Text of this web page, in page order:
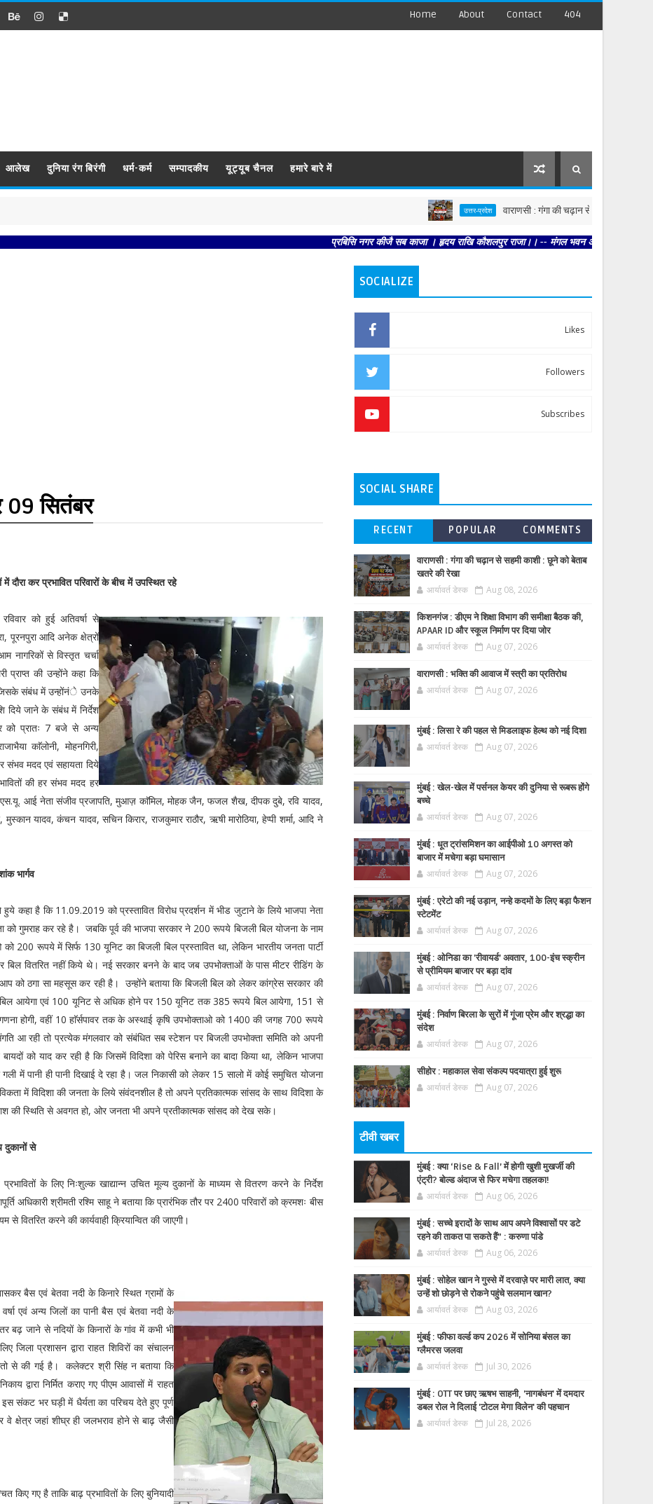
Home About Contact 404
आलेख दुनिया रंग बिरंगी धर्म-कर्म सम्पादकीय यूट्यूब चैनल हमारे बारे में
उत्तर-प्रदेश वाराणसी : गंगा की चढ़ान से सहमी काशी : छूने को बेताब
प्रबिसि नगर कीजै सब काजा । हृदय राखि कौशलपुर राजा।। -- मंगल भवन अमंगल हारी। द्रवहु सुदसरथ
09 सितंबर
में दौरा कर प्रभावित परिवारों के बीच में उपस्थित रहे
को हुई अतिवर्षा से
पूरनपुरा आदि अनेक क्षेत्रों
नागरिकों से विस्तृत चर्चा
प्राप्त की उन्होंने कहा कि
जिसके संबंध में उन्होंनंे उनके
दिये जाने के संबंध में निर्देश
को प्रातः 7 बजे से अन्य
काॅलोनी, मोहनगिरी,
संभव मदद एवं सहायता दिये
की हर संभव मदद हर
आई नेता संजीव प्रजापति, मुआज़ काॅमिल, मोहक जैन, फजल शैख, दीपक दुबे, रवि यादव,
यादव, कंचन यादव, सचिन किरार, राजकुमार राठौर, ऋषी मारोठिया, हेप्पी शर्मा, आदि ने
भार्गव
हुये कहा है कि 11.09.2019 को प्रस्तावित विरोध प्रदर्शन में भीड जुटाने के लिये भाजपा नेता
को गुमराह कर रहे है। जबकि पूर्व की भाजपा सरकार ने 200 रूपये बिजली बिल योजना के नाम
200 रूपये में सिर्फ 130 यूनिट का बिजली बिल प्रस्तावित था, लेकिन भारतीय जनता पार्टी
वितरित नहीं किये थे। नई सरकार बनने के बाद जब उपभोक्ताओं के पास मीटर रीडिंग के
को ठगा सा महसूस कर रही है। उन्होंने बताया कि बिजली बिल को लेकर कांग्रेस सरकार की
आयेगा एवं 100 यूनिट से अधिक होने पर 150 यूनिट तक 385 रूपये बिल आयेगा, 151 से
होगी, वहीं 10 हाॅर्सपावर तक के अस्थाई कृषि उपभोक्ताओ को 1400 की जगह 700 रूपये
आ रही तो प्रत्येक मंगलवार को संबंधित सब स्टेशन पर बिजली उपभोक्ता समिति को अपनी
को याद कर रही है कि जिसमें विदिशा को पेरिस बनाने का बादा किया था, लेकिन भाजपा
में पानी ही पानी दिखाई दे रहा है। जल निकासी को लेकर 15 सालो में कोई समुचित योजना
में विदिशा की जनता के लिये संवंदनशील है तो अपने प्रतिकात्मक सांसद के साथ विदिशा के
की स्थिति से अवगत हो, ओर जनता भी अपने प्रतीकात्मक सांसद को देख सके।
दुकानों से
के लिए निःशुल्क खाद्यान्न उचित मूल्य दुकानों के माध्यम से वितरण करने के निर्देश
अधिकारी श्रीमती रश्मि साहू ने बताया कि प्रारंभिक तौर पर 2400 परिवारों को क्रमशः बीस
वितरित करने की कार्यवाही क्रियान्वित की जाएगी।
बैस एवं बेतवा नदी के किनारे स्थित ग्रामों के
एवं अन्य जिलों का पानी बैस एवं बेतवा नदी के
बढ़ जाने से नदियों के किनारों के गांव में कभी भी
जिला प्रशासन द्वारा राहत शिविरों का संचालन
से की गई है। कलेक्टर श्री सिंह न बताया कि
द्वारा निर्मित कराए गए पीएम आवासों में राहत
इस संकट भर घड़ी में धैर्यता का परिचय देते हुए पूर्ण
क्षेत्र जहां शीघ्र ही जलभराव होने से बाढ़ जैसी
किए गए है ताकि बाढ़ प्रभावितों के लिए बुनियादी
SOCIALIZE
Likes
Followers
Subscribes
SOCIAL SHARE
RECENT POPULAR COMMENTS
वाराणसी : गंगा की चढ़ान से सहमी काशी : छूने को बेताब
खतरे की रेखा
आर्यावर्त डेस्क Aug 08, 2026
किशनगंज : डीएम ने शिक्षा विभाग की समीक्षा बैठक की,
APAAR ID और स्कूल निर्माण पर दिया जोर
आर्यावर्त डेस्क Aug 07, 2026
वाराणसी : भक्ति की आवाज में स्त्री का प्रतिरोध
आर्यावर्त डेस्क Aug 07, 2026
मुंबई : लिसा रे की पहल से मिडलाइफ हेल्थ को नई दिशा
आर्यावर्त डेस्क Aug 07, 2026
मुंबई : खेल-खेल में पर्सनल केयर की दुनिया से रूबरू होंगे
बच्चे
आर्यावर्त डेस्क Aug 07, 2026
मुंबई : धूत ट्रांसमिशन का आईपीओ 10 अगस्त को
बाजार में मचेगा बड़ा घमासान
आर्यावर्त डेस्क Aug 07, 2026
मुंबई : एरेटो की नई उड़ान, नन्हे कदमों के लिए बड़ा फैशन
स्टेटमेंट
आर्यावर्त डेस्क Aug 07, 2026
मुंबई : ओनिडा का 'रीवायर्ड’ अवतार, 100-इंच स्क्रीन
से प्रीमियम बाजार पर बड़ा दांव
आर्यावर्त डेस्क Aug 07, 2026
मुंबई : निर्वाण बिरला के सुरों में गूंजा प्रेम और श्रद्धा का
संदेश
आर्यावर्त डेस्क Aug 07, 2026
सीहोर : महाकाल सेवा संकल्प पदयात्रा हुई शुरू
आर्यावर्त डेस्क Aug 07, 2026
टीवी खबर
मुंबई : क्या ‘Rise & Fall’ में होगी खुशी मुखर्जी की
एंट्री? बोल्ड अंदाज से फिर मचेगा तहलका!
आर्यावर्त डेस्क Aug 06, 2026
मुंबई : सच्चे इरादों के साथ आप अपने विश्वासों पर डटे
रहने की ताकत पा सकते हैं” : करुणा पांडे
आर्यावर्त डेस्क Aug 06, 2026
मुंबई : सोहेल खान ने गुस्से में दरवाज़े पर मारी लात, क्या
उन्हें शो छोड़ने से रोकने पहुंचे सलमान खान?
आर्यावर्त डेस्क Aug 03, 2026
मुंबई : फीफा वर्ल्ड कप 2026 में सोनिया बंसल का
ग्लैमरस जलवा
आर्यावर्त डेस्क Jul 30, 2026
मुंबई : OTT पर छाए ऋषभ साहनी, 'नागबंधन' में दमदार
डबल रोल ने दिलाई 'टोटल मेगा विलेन' की पहचान
आर्यावर्त डेस्क Jul 28, 2026